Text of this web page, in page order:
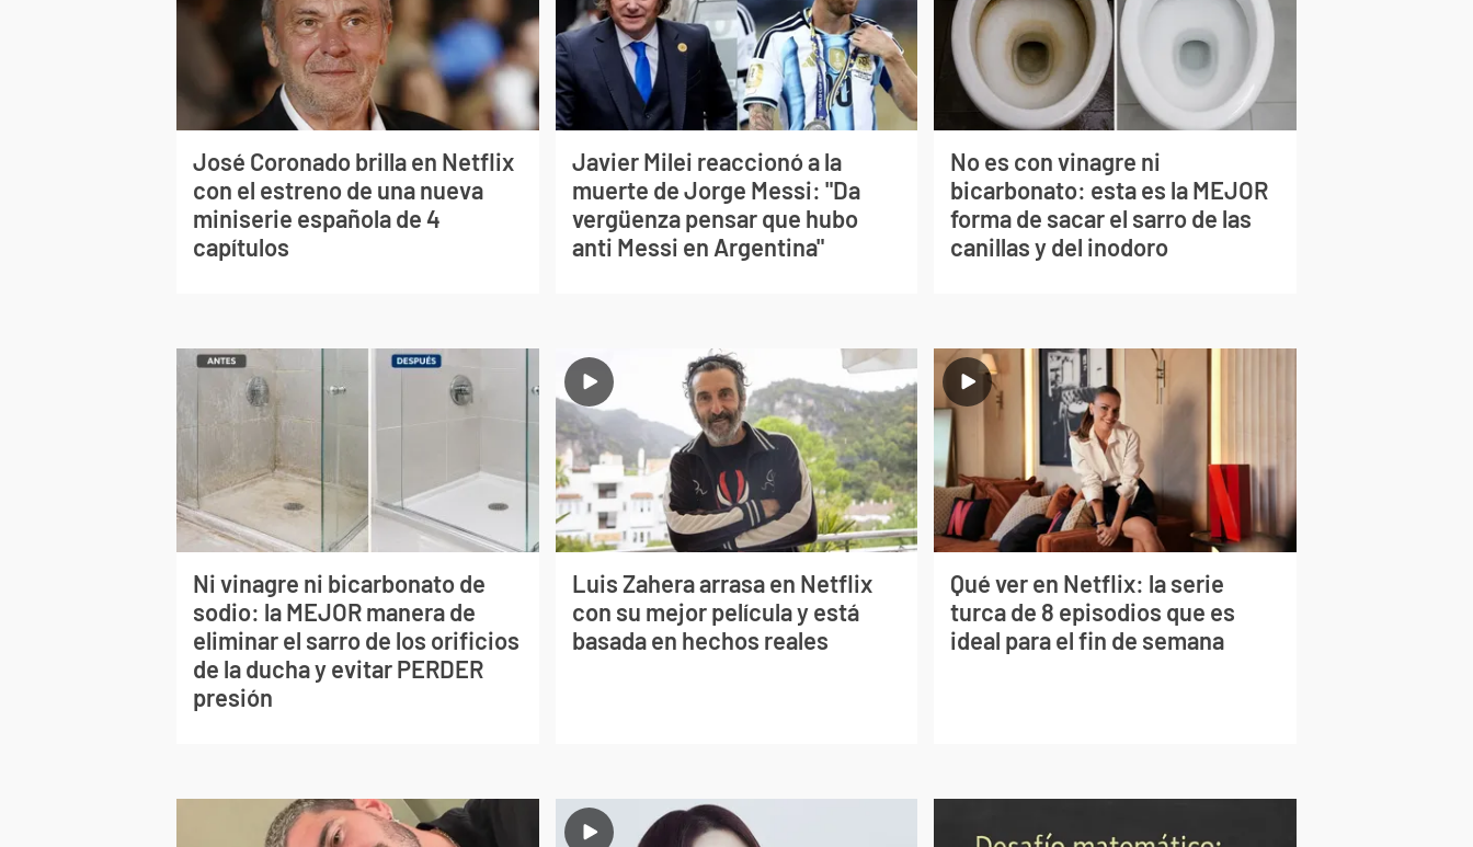
José Coronado brilla en Netflix
con el estreno de una nueva
miniserie española de 4
capítulos
Javier Milei reaccionó a la
muerte de Jorge Messi: "Da
vergüenza pensar que hubo
anti Messi en Argentina"
No es con vinagre ni
bicarbonato: esta es la MEJOR
forma de sacar el sarro de las
canillas y del inodoro
Ni vinagre ni bicarbonato de
sodio: la MEJOR manera de
eliminar el sarro de los orificios
de la ducha y evitar PERDER
presión
Luis Zahera arrasa en Netflix
con su mejor película y está
basada en hechos reales
Qué ver en Netflix: la serie
turca de 8 episodios que es
ideal para el fin de semana